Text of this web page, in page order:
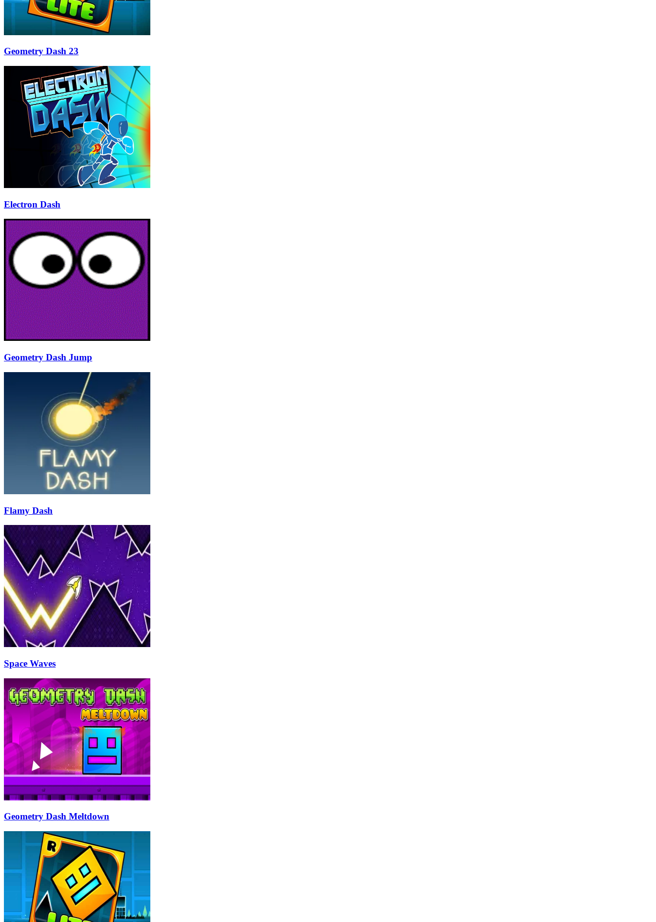
Geometry Dash 23
Electron Dash
Geometry Dash Jump
Flamy Dash
Space Waves
Geometry Dash Meltdown